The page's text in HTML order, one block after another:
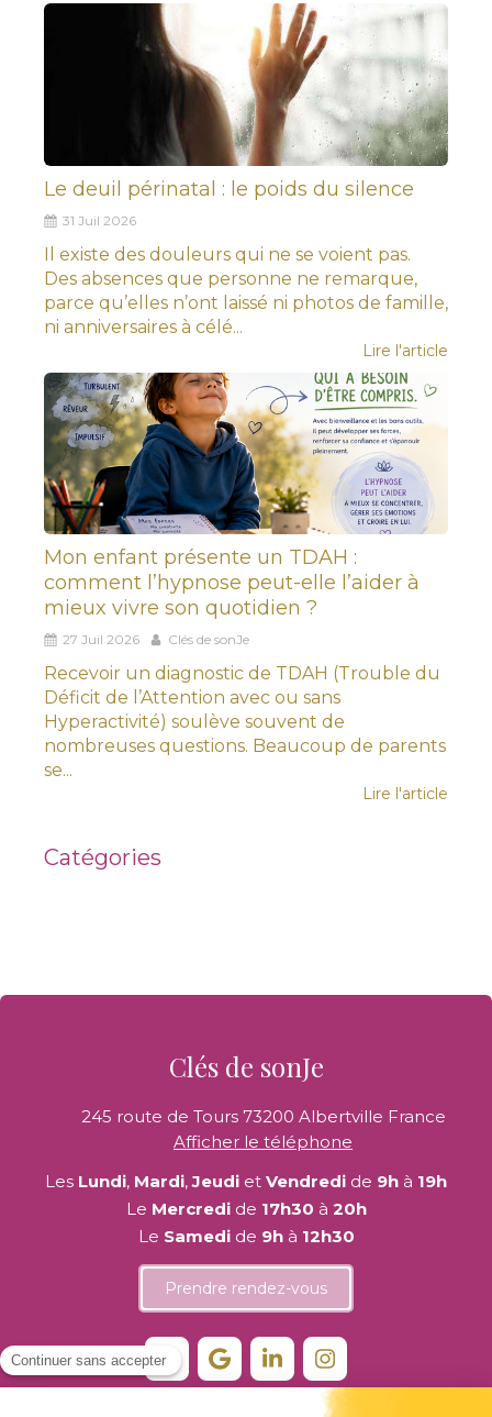
Le deuil périnatal : le poids du silence
31 Juil 2026
Il existe des douleurs qui ne se voient pas.
Des absences que personne ne remarque,
parce qu’elles n’ont laissé ni photos de famille,
ni anniversaires à célé...
Lire l'article
Mon enfant présente un TDAH :
comment l’hypnose peut-elle l’aider à
mieux vivre son quotidien ?
27 Juil 2026 Clés de sonJe
Recevoir un diagnostic de TDAH (Trouble du
Déficit de l’Attention avec ou sans
Hyperactivité) soulève souvent de
nombreuses questions. Beaucoup de parents
se...
Lire l'article
Catégories
Clés de sonJe
245 route de Tours 73200 Albertville France
Afficher le téléphone
Les Lundi, Mardi,Jeudi et Vendredi de 9h à 19h
Le Mercredide 17h30 à 20h
Le Samedide 9hà 12h30
Prendre rendez-vous